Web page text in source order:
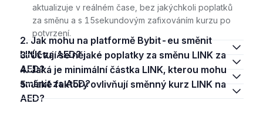
aktualizuje v reálném čase, bez jakýchkoli poplatků
za směnu a s 15sekundovým zafixováním kurzu po
potvrzení.
2. Jak mohu na platformě Bybit-eu směnit
LINK za AED?
3. Účtují se nějaké poplatky za směnu LINK za
AED?
4. Jaká je minimální částka LINK, kterou mohu
směnit za AED?
5. Jaké faktory ovlivňují směnný kurz LINK na
AED?